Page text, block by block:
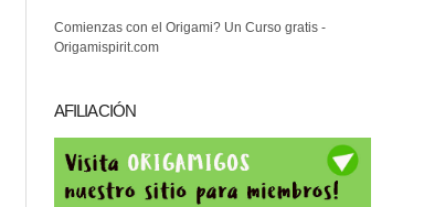
Comienzas con el Origami? Un Curso gratis -
Origamispirit.com
AFILIACIÓN